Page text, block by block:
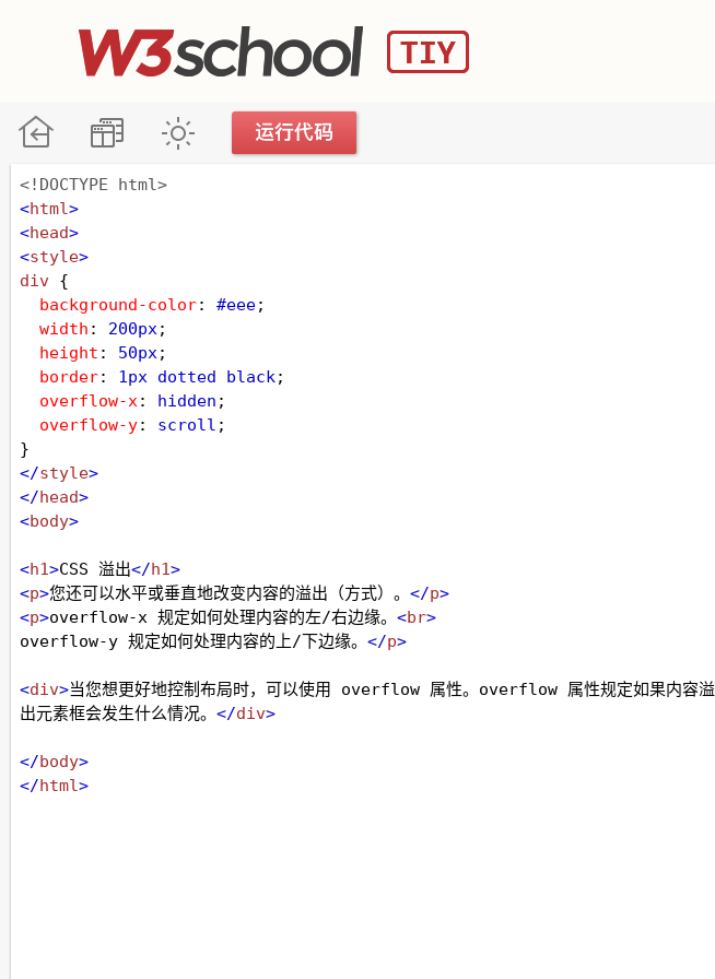
<!DOCTYPE html>
<html>
<head>
<style>
div {
background-color: #eee;
width : 200px;
height : 50px;
border: 1px dotted black;
overflow-x: hidden ;
overflow-y: scroll ;
}
</style>
</head>
<body>
<h1>CSS 溢出</h1>
<p>您还可以水平或垂直地改变内容的溢出（方式）。 </p>
<p>overflow-x 规定如何处理内容的左/右边缘。 <br>
overflow-y 规定如何处理内容的上/下边缘。 </p>
<div>当您想更好地控制布局时，可以使用 overflow 属性。overflow 属性规定如果内容溢
出元素框会发生什么情况。 </div>
</body>
</html>